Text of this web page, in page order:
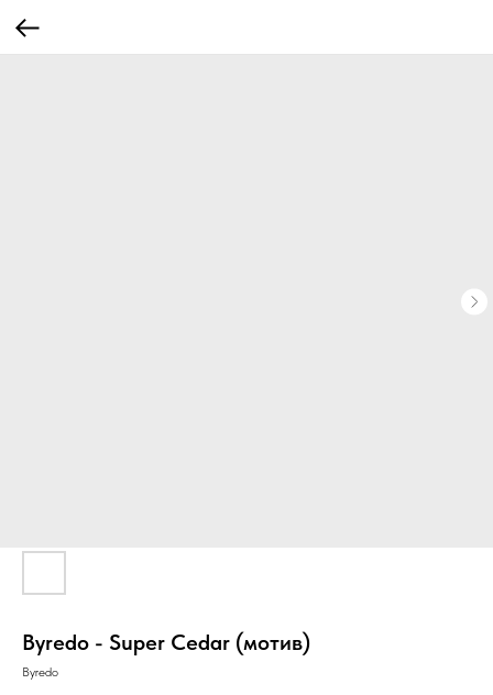
Byredo - Super Cedar (мотив)
Byredo